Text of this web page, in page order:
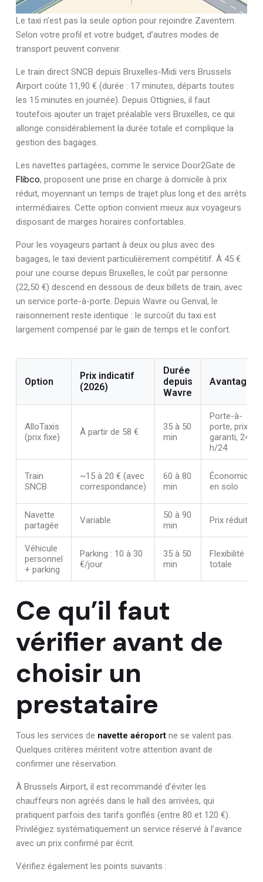
Le taxi n’est pas la seule option pour rejoindre Zaventem.
Selon votre profil et votre budget, d’autres modes de
transport peuvent convenir.
Le train direct SNCB depuis Bruxelles-Midi vers Brussels
Airport coûte 11,90 € (durée : 17 minutes, départs toutes
les 15 minutes en journée). Depuis Ottignies, il faut
toutefois ajouter un trajet préalable vers Bruxelles, ce qui
allonge considérablement la durée totale et complique la
gestion des bagages.
Les navettes partagées, comme le service Door2Gate de
Flibco, proposent une prise en charge à domicile à prix
réduit, moyennant un temps de trajet plus long et des arrêts
intermédiaires. Cette option convient mieux aux voyageurs
disposant de marges horaires confortables.
Pour les voyageurs partant à deux ou plus avec des
bagages, le taxi devient particulièrement compétitif. À 45 €
pour une course depuis Bruxelles, le coût par personne
(22,50 €) descend en dessous de deux billets de train, avec
un service porte-à-porte. Depuis Wavre ou Genval, le
raisonnement reste identique : le surcoût du taxi est
largement compensé par le gain de temps et le confort.
Option
Prix indicatif
(2026)
Durée
depuis
Wavre
Avantages
AlloTaxis
(prix fixe)
À partir de 58 €
35 à 50
min
Porte-à-
porte, prix
garanti, 24
h/24
Train
SNCB
~15 à 20 € (avec
correspondance)
60 à 80
min
Économique
en solo
Navette
partagée
Variable
50 à 90
min
Prix réduit
Véhicule
personnel
+ parking
Parking : 10 à 30
€/jour
35 à 50
min
Flexibilité
totale
Ce qu’il faut
vérifier avant de
choisir un
prestataire
Tous les services de navette aéroport ne se valent pas.
Quelques critères méritent votre attention avant de
confirmer une réservation.
À Brussels Airport, il est recommandé d’éviter les
chauffeurs non agréés dans le hall des arrivées, qui
pratiquent parfois des tarifs gonflés (entre 80 et 120 €).
Privilégiez systématiquement un service réservé à l’avance
avec un prix confirmé par écrit.
Vérifiez également les points suivants :